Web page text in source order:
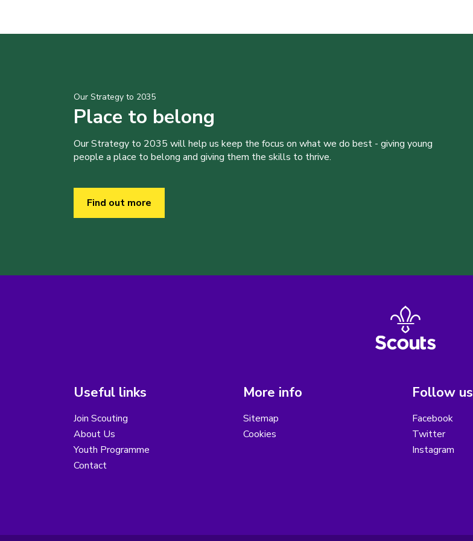
Our Strategy to 2035
Place to belong
Our Strategy to 2035 will help us keep the focus on what we do best - giving young
people a place to belong and giving them the skills to thrive.
Find out more
Useful links
Join Scouting
About Us
Youth Programme
Contact
More info
Sitemap
Cookies
Follow us
Facebook
Twitter
Instagram